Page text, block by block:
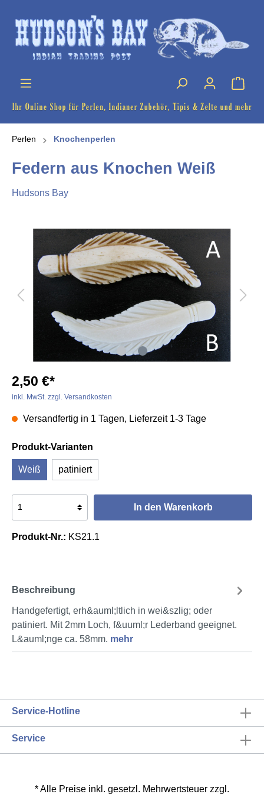
Perlen Knochenperlen
Federn aus Knochen Weiß
Hudsons Bay
2,50 €*
inkl. MwSt. zzgl. Versandkosten
Versandfertig in 1 Tagen, Lieferzeit 1-3 Tage
Produkt-Varianten
Weiß patiniert
In den Warenkorb
Produkt-Nr.: KS21.1
Beschreibung
Handgefertigt, erh&auml;ltlich in wei&szlig; oder
patiniert. Mit 2mm Loch, f&uuml;r Lederband geeignet.
L&auml;nge ca. 58mm. mehr
Service-Hotline
Service
* Alle Preise inkl. gesetzl. Mehrwertsteuer zzgl.